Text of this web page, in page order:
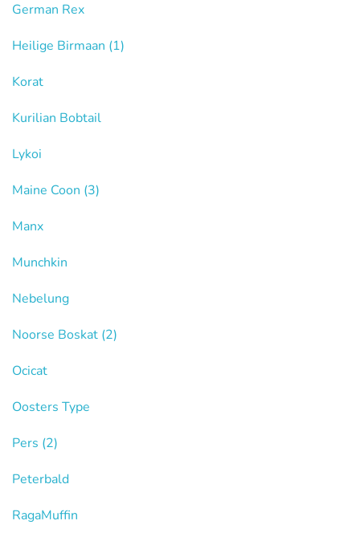
German Rex
Heilige Birmaan (1)
Korat
Kurilian Bobtail
Lykoi
Maine Coon (3)
Manx
Munchkin
Nebelung
Noorse Boskat (2)
Ocicat
Oosters Type
Pers (2)
Peterbald
RagaMuffin